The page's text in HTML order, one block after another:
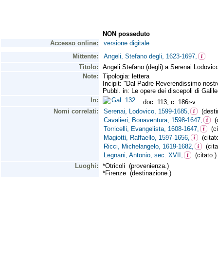
NON posseduto
Accesso online:
versione digitale
Mittente:
Angeli, Stefano degli, 1623-1697,
Titolo:
Angeli Stefano (degli) a Serenai
Note:
Tipologia: lettera
Incipit: "Dal Padre Reverendissimo
Pubbl. in: Le opere dei discepoli di
In:
Gal. 132
doc. 113, c. 186r-v
Nomi correlati:
Serenai, Lodovico, 1599-1685,
Cavalieri, Bonaventura, 1598-1647,
Torricelli, Evangelista, 1608-1647,
Magiotti, Raffaello, 1597-1656,
Ricci, Michelangelo, 1619-1682,
Legnani, Antonio, sec. XVII,
(citato.)
Luoghi:
*Otricoli (provenienza.)
*Firenze (destinazione.)